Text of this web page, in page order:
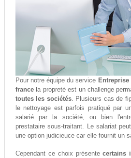
Pour notre équipe du service
francela propreté est un challenge
toutes les sociétés. Plusieurs cas de
le nettoyage est parfois pratiqué par
salarié par la société, ou bien
prestataire sous-traitant. Le salariat
une option judicieuce car elle fournit un
Cependant ce choix présentecertains